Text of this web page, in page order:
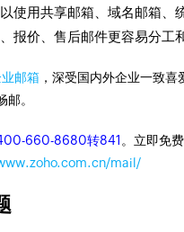
使用共享邮箱、域名邮箱、
报价、售后邮件更容易分工
邮箱 ，深受国内外企业一致
邮。
660-8680转841 。立即免
mail/